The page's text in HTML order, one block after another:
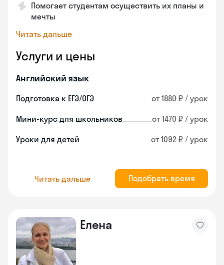
Помогает студентам осуществить их планы и
мечты
Читать дальше
Услуги и цены
Английский язык
Подготовка к ЕГЭ/ОГЭ от 1880 ₽ / урок
Мини-курс для школьников от 1470 ₽ / урок
Уроки для детей от 1092 ₽ / урок
Читать дальше Подобрать время
Елена